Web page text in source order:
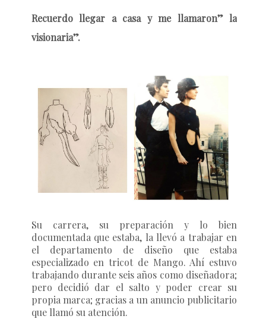
Recuerdo llegar a casa y me llamaron” la
visionaria”.
Su carrera, su preparación y lo bien
documentada que estaba, la llevó a trabajar en
el departamento de diseño que estaba
especializado en tricot de Mango. Ahí estuvo
trabajando durante seis años como diseñadora;
pero decidió dar el salto y poder crear su
propia marca; gracias a un anuncio publicitario
que llamó su atención.